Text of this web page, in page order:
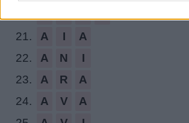
21.
A I
A
22.
A N
I
23.
A R
A
24.
A V
A